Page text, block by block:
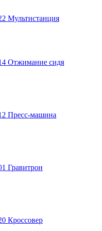
Мультистанция
Отжимание сидя
Пресс-машина
Гравитрон
Кроссовер